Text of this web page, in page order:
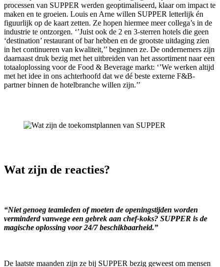
processen van SUPPER werden geoptimaliseerd, klaar om impact te
maken en te groeien. Louis en Arne willen SUPPER letterlijk én
figuurlijk op de kaart zetten. Ze hopen hiermee meer collega’s in de
industrie te ontzorgen. ‘’Juist ook de 2 en 3-sterren hotels die geen
‘destination’ restaurant of bar hebben en de grootste uitdaging zien
in het continueren van kwaliteit,’’ beginnen ze. De ondernemers zijn
daarnaast druk bezig met het uitbreiden van het assortiment naar een
totaaloplossing voor de Food & Beverage markt: ‘’We werken altijd
met het idee in ons achterhoofd dat we dé beste externe F&B-
partner binnen de hotelbranche willen zijn.’’
Wat zijn de reacties?
“Niet genoeg teamleden of moeten de openingstijden worden
verminderd vanwege een gebrek aan chef-koks? SUPPER is de
magische oplossing voor 24/7 beschikbaarheid.”
De laatste maanden zijn ze bij SUPPER bezig geweest om mensen